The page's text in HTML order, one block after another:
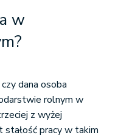
w
dana osoba
rolnym w
z wyżej
stałość pracy w takim